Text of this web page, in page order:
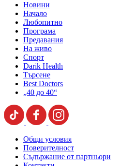
Новини
Начало
Любопитно
Програма
Предавания
На живо
Спорт
Darik Health
Търсене
Best Doctors
„40 до 40“
Общи условия
Поверителност
Съдържание от партньори